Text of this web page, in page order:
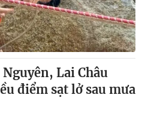
Lai Châu
điểm sạt lở sau mưa